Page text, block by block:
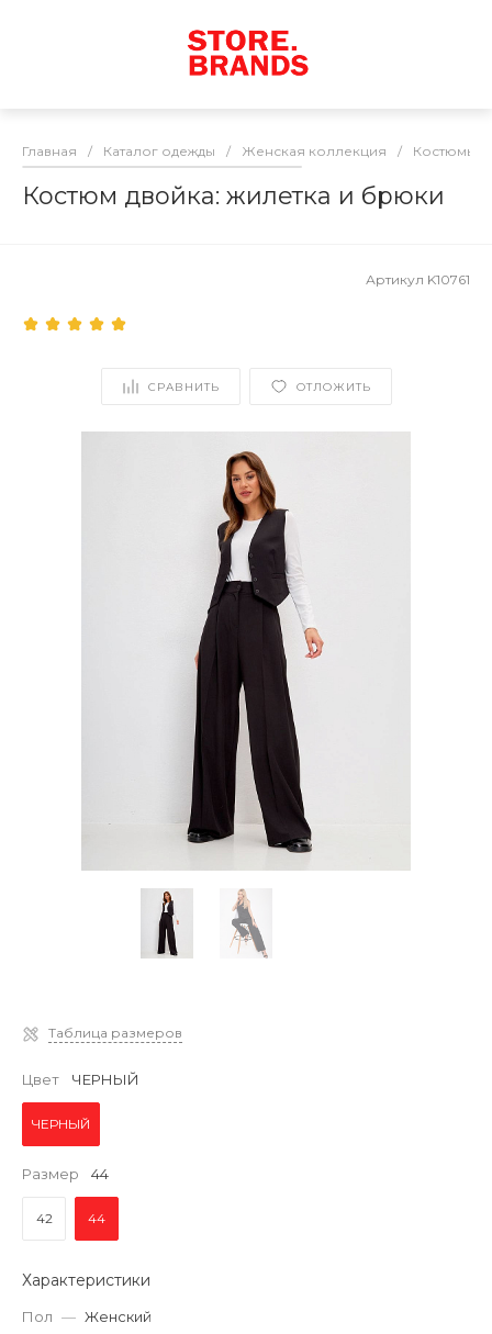
Главная / Каталог одежды / Женская коллекция / Костюмы
Костюм двойка: жилетка и брюки
Артикул K10761
СРАВНИТЬ ОТЛОЖИТЬ
Таблица размеров
Цвет ЧЕРНЫЙ
ЧЕРНЫЙ
Размер 44
42 44
Характеристики
Пол — Женский